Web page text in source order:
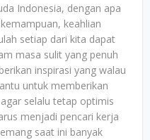
Indonesia, dengan apa
keahlian
setiap dari kita dapat
masa sulit yang penuh
inspirasi yang walau
untuk memberikan
selalu tetap optimis
menjadi pencari kerja
saat ini banyak